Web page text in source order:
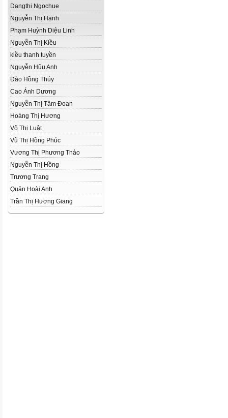
Dangthi Ngochue
Nguyễn Thị Hạnh
Phạm Huỳnh Diệu Linh
Nguyễn Thị Kiều
kiều thanh tuyền
Nguyễn Hũu Anh
Đào Hồng Thúy
Cao Ánh Dương
Nguyễn Thị Tâm Đoan
Hoàng Thị Hương
Võ Thị Luật
Vũ Thị Hồng Phúc
Vương Thị Phương Thảo
Nguyễn Thị Hồng
Trương Trang
Quản Hoài Anh
Trần Thị Hương Giang